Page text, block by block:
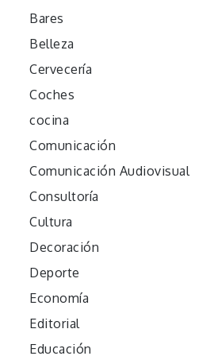
Bares
Belleza
Cervecería
Coches
cocina
Comunicación
Comunicación Audiovisual
Consultoría
Cultura
Decoración
Deporte
Economía
Editorial
Educación